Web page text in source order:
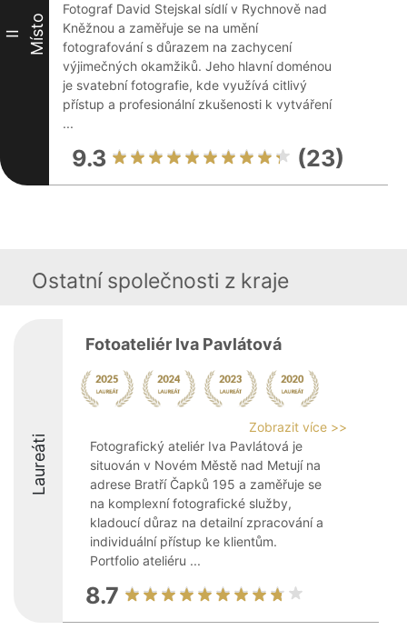
II Místo
Fotograf David Stejskal sídlí v Rychnově nad
Kněžnou a zaměřuje se na umění
fotografování s důrazem na zachycení
výjimečných okamžiků. Jeho hlavní doménou
je svatební fotografie, kde využívá citlivý
přístup a profesionální zkušenosti k vytváření
...
9.3 (23)
Ostatní společnosti z kraje
Laureáti
Fotoateliér Iva Pavlátová
Zobrazit více >>
Fotografický ateliér Iva Pavlátová je
situován v Novém Městě nad Metují na
adrese Bratří Čapků 195 a zaměřuje se
na komplexní fotografické služby,
kladoucí důraz na detailní zpracování a
individuální přístup ke klientům.
Portfolio ateliéru ...
8.7